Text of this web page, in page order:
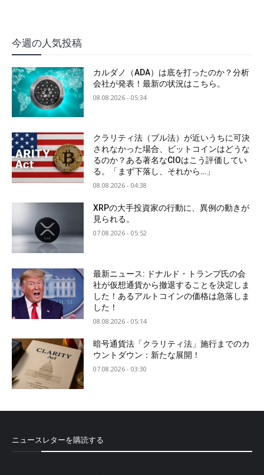
今週の人気投稿
カルダノ（ADA）は底を打ったのか？分析
会社が発表！最新の状況はこちら。
08.08.2026 - 05:34
クラリティ法（ブル法）が近いうちに可決
されなかった場合、ビットコインはどうな
るのか？ある著名なCIOはこう評価してい
る。「まず下落し、それから…」
08.08.2026 - 04:38
XRPの大手投資家の行動に、異例の動きが
見られる。
07.08.2026 - 05:52
最新ニュース: ドナルド・トランプ氏の会
社が仮想通貨から撤退することを決定しま
した！あるアルトコインの価格は急落しま
した！
08.08.2026 - 05:14
暗号通貨法「クラリティ法」施行までのカ
ウントダウン：新たな展開！
07.08.2026 - 03:30
ニュースレターを購読する